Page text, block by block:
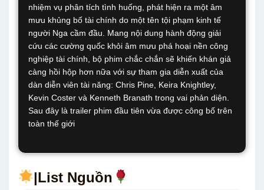
nhiệm vụ phân tích tình huống, phát hiện ra một âm
mưu khủng bố tài chính do một tên tội phạm kinh tế
người Nga cầm đầu. Mang nội dung hành động giải
cứu các cường quốc khỏi âm mưu phá hoại nền công
nghiệp tài chính, bộ phim chắc chắn sẽ khiến khán giả
càng hồi hộp hơn nữa với sự tham gia diễn xuất của
dàn diễn viên tài năng: Chris Pine, Keira Knightley,
Kevin Coster và Kenneth Branath trong vai phản diện.
Sau đây là trailer phim đầu tiên vừa được công bố trên
toàn thế giới
|List Nguồn